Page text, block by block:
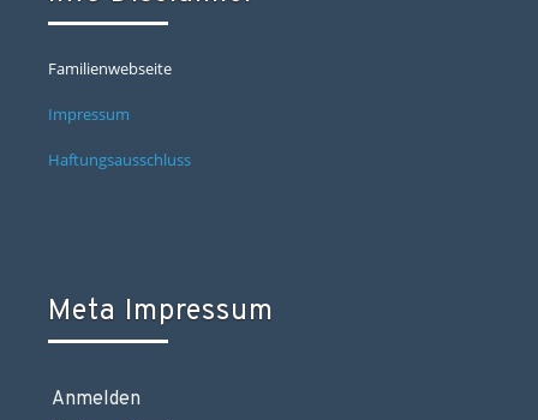
Familienwebseite
Impressum
Haftungsausschluss
Meta Impressum
Anmelden